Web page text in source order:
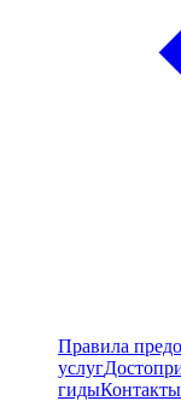
Правила
услуг
гидыКонтакты